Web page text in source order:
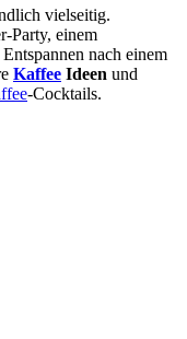
vielseitig.
Party, einem
nach einem
Kaffee Ideen und
-Cocktails.